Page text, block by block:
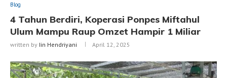
Blog
4 Tahun Berdiri, Koperasi Ponpes Miftahul
Ulum Mampu Raup Omzet Hampir 1 Miliar
written by Iin Hendriyani April 12, 2025